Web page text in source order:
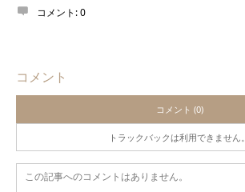
コメント:0
コメント
コメント (0)
トラックバックは利用できません。
この記事へのコメントはありません。